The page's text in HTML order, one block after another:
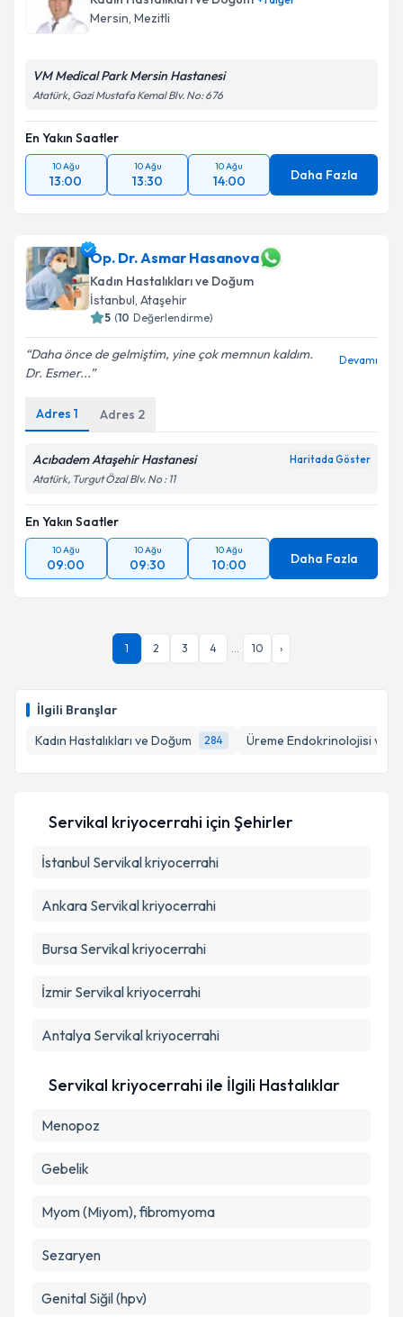
İlgili Branşlar
Kadın Hastalıkları ve Doğum
284 Üreme Endokrinolojisi ve
Mersin, Mezitli
VM Medical Park Mersin Hastanesi
Atatürk, Gazi Mustafa Kemal Blv. No: 676
En Yakın Saatler
10 Ağu
13:00
10 Ağu
13:30
10 Ağu
14:00 Daha Fazla
Op. Dr. Asmar Hasanova
Kadın Hastalıkları ve Doğum
İstanbul, Ataşehir
5 (10 Değerlendirme)
Daha önce de gelmiştim, yine çok memnun kaldım.
Dr. Esmer...
Devamı
Adres 1 Adres 2
Acıbadem Ataşehir Hastanesi Haritada Göster
Atatürk, Turgut Özal Blv. No : 11
En Yakın Saatler
10 Ağu
09:00
10 Ağu
09:30
10 Ağu
10:00 Daha Fazla
1 2 3 4 ... 10 ›
Servikal kriyocerrahi için Şehirler
İstanbul Servikal kriyocerrahi
Ankara Servikal kriyocerrahi
Bursa Servikal kriyocerrahi
İzmir Servikal kriyocerrahi
Antalya Servikal kriyocerrahi
Servikal kriyocerrahi ile İlgili Hastalıklar
Menopoz
Gebelik
Myom (Miyom), fibromyoma
Sezaryen
Genital Siğil (hpv)